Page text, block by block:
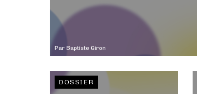
Par Baptiste Giron
DOSSIER